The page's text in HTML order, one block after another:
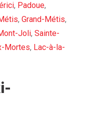
, Padoue,
, Grand-Métis,
Joli, Sainte-
Mortes, Lac-à-la-